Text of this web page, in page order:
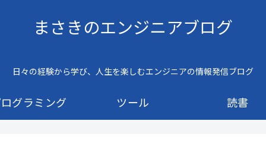
まさきのエンジニアブログ
日々の経験から学び、人生を楽しむエンジニアの情報発信ブログ
グラミング ツール 読書